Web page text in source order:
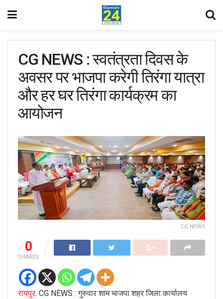
CG NEWS : स्वतंत्रता दिवस के
अवसर पर भाजपा करेगी तिरंगा यात्रा
और हर घर तिरंगा कार्यक्रम का
आयोजन
CG NEWS
0
SHARES
रायपुर. CG NEWS : गुरुवार शाम भाजपा शहर जिला कार्यालय